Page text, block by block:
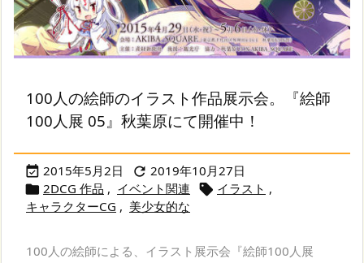
100人の絵師のイラスト作品展示会。『絵師
100人展 05』秋葉原にて開催中！
 2015年5月2日  2019年10月27日
 2DCG 作品 , イベント関連  イラスト ,
キャラクターCG , 美少女的な
100人の絵師による、イラスト展示会『絵師100人展